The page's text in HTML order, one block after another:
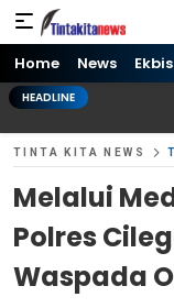
Tinta kita News
Informasi Terkini
Home News Ekbis
HEADLINE
TINTA KITA NEWS
Melalui
Polres
Waspada